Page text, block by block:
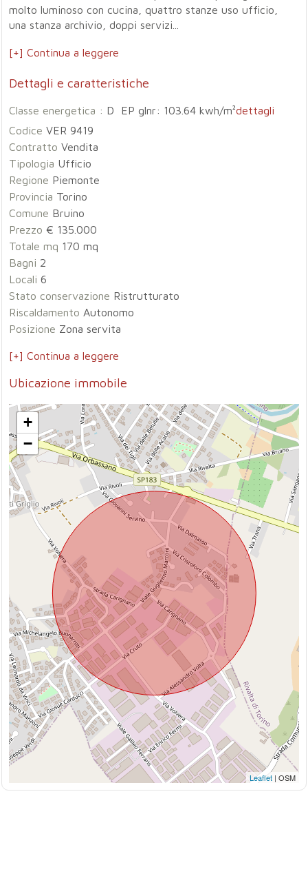
molto luminoso con cucina, quattro stanze uso ufficio,
una stanza archivio, doppi servizi...
[+] Continua a leggere
Dettagli e caratteristiche
Classe energetica : D EP glnr: 103.64 kwh/m²dettagli
Codice VER 9419
Contratto Vendita
Tipologia Ufficio
Regione Piemonte
Provincia Torino
Comune Bruino
Prezzo € 135.000
Totale mq 170 mq
Bagni 2
Locali 6
Stato conservazione Ristrutturato
Riscaldamento Autonomo
Posizione Zona servita
[+] Continua a leggere
Ubicazione immobile
+
−
Leaflet| OSM